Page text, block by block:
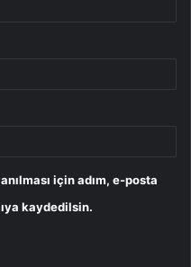
için adım, e-posta
kaydedilsin.